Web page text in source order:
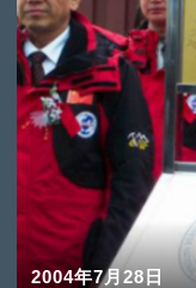
2004年7月28日